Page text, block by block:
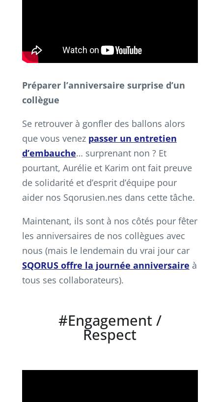
Préparer l’anniversaire surprise d’un
collègue
Se retrouver à gonfler des ballons alors
que vous venez passer un entretien
d’embauche… surprenant non ? Et
pourtant, Aurélie et Karim ont fait preuve
de solidarité et d’esprit d’équipe pour
aider nos Sqorusien.nes dans cette tâche.
Maintenant, ils sont à nos côtés pour fêter
les anniversaires de nos collègues avec
nous (mais le lendemain du vrai jour car
SQORUS offre la journée anniversaire à
tous ses collaborateurs).
#Engagement /
Respect